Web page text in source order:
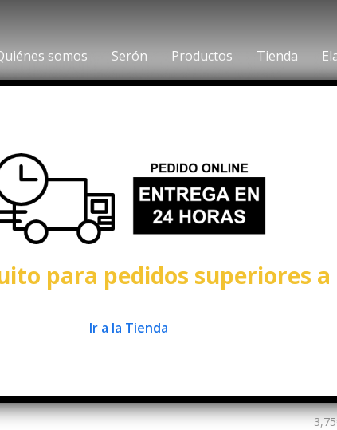
somos Serón Productos Tienda
casero chapado – dulce
3,75
para pedidos superiores a
Ir a la Tienda